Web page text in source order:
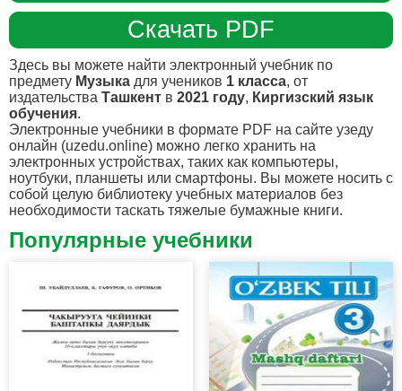
Скачать PDF
Здесь вы можете найти электронный учебник по
предмету Музыка для учеников 1 класса, от
издательства Ташкент в 2021 году, Киргизский язык
обучения.
Электронные учебники в формате PDF на сайте узеду
онлайн (uzedu.online) можно легко хранить на
электронных устройствах, таких как компьютеры,
ноутбуки, планшеты или смартфоны. Вы можете носить с
собой целую библиотеку учебных материалов без
необходимости таскать тяжелые бумажные книги.
Популярные учебники